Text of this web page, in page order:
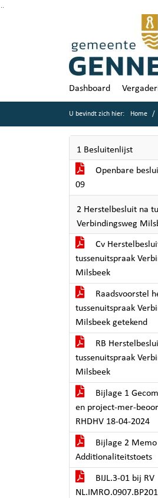
Dashboard
U bevindt zich hier: Home
1 Besluitenlijst
Openbare
09
2 Herstelbesluit na
Verbindingsweg
Cv
tussenuitspraak
Milsbeek
Raadsvoorstel
tussenuitspraak
Milsbeek getekend
RB
tussenuitspraak
Milsbeek
Bijlage 1
en project-mer-
RHDHV 18-04-2024
Bijlage 2
Additionaliteitstoets
BIJL.3-01 bij RV